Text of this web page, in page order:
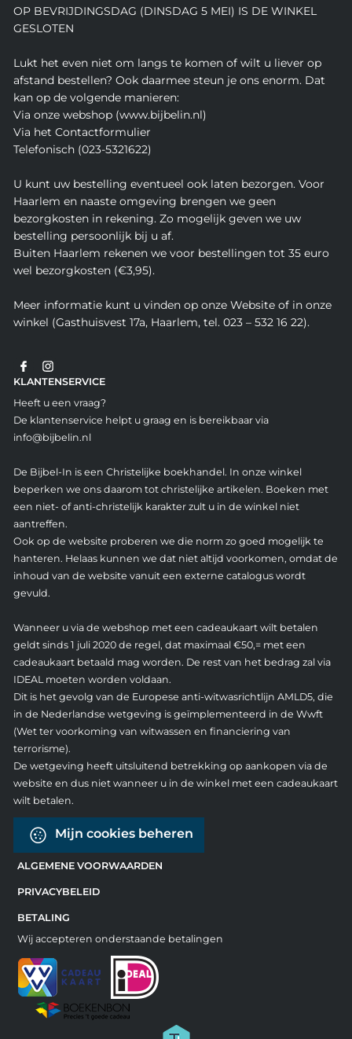
OP BEVRIJDINGSDAG (DINSDAG 5 MEI) IS DE WINKEL
GESLOTEN
Lukt het even niet om langs te komen of wilt u liever op
afstand bestellen? Ook daarmee steun je ons enorm. Dat
kan op de volgende manieren:
Via onze webshop (www.bijbelin.nl)
Via het Contactformulier
Telefonisch (023-5321622)
U kunt uw bestelling eventueel ook laten bezorgen. Voor
Haarlem en naaste omgeving brengen we geen
bezorgkosten in rekening. Zo mogelijk geven we uw
bestelling persoonlijk bij u af.
Buiten Haarlem rekenen we voor bestellingen tot 35 euro
wel bezorgkosten (€3,95).
Meer informatie kunt u vinden op onze Website of in onze
winkel (Gasthuisvest 17a, Haarlem, tel. 023 – 532 16 22).
KLANTENSERVICE
Heeft u een vraag?
De klantenservice helpt u graag en is bereikbaar via
info@bijbelin.nl
De Bijbel-In is een Christelijke boekhandel. In onze winkel
beperken we ons daarom tot christelijke artikelen. Boeken met
een niet- of anti-christelijk karakter zult u in de winkel niet
aantreffen.
Ook op de website proberen we die norm zo goed mogelijk te
hanteren. Helaas kunnen we dat niet altijd voorkomen, omdat de
inhoud van de website vanuit een externe catalogus wordt
gevuld.
Wanneer u via de webshop met een cadeaukaart wilt betalen
geldt sinds 1 juli 2020 de regel, dat maximaal €50,= met een
cadeaukaart betaald mag worden. De rest van het bedrag zal via
IDEAL moeten worden voldaan.
Dit is het gevolg van de Europese anti-witwasrichtlijn AMLD5, die
in de Nederlandse wetgeving is geïmplementeerd in de Wwft
(Wet ter voorkoming van witwassen en financiering van
terrorisme).
De wetgeving heeft uitsluitend betrekking op aankopen via de
website en dus niet wanneer u in de winkel met een cadeaukaart
wilt betalen.
Mijn cookies beheren
ALGEMENE VOORWAARDEN
PRIVACYBELEID
BETALING
Wij accepteren onderstaande betalingen